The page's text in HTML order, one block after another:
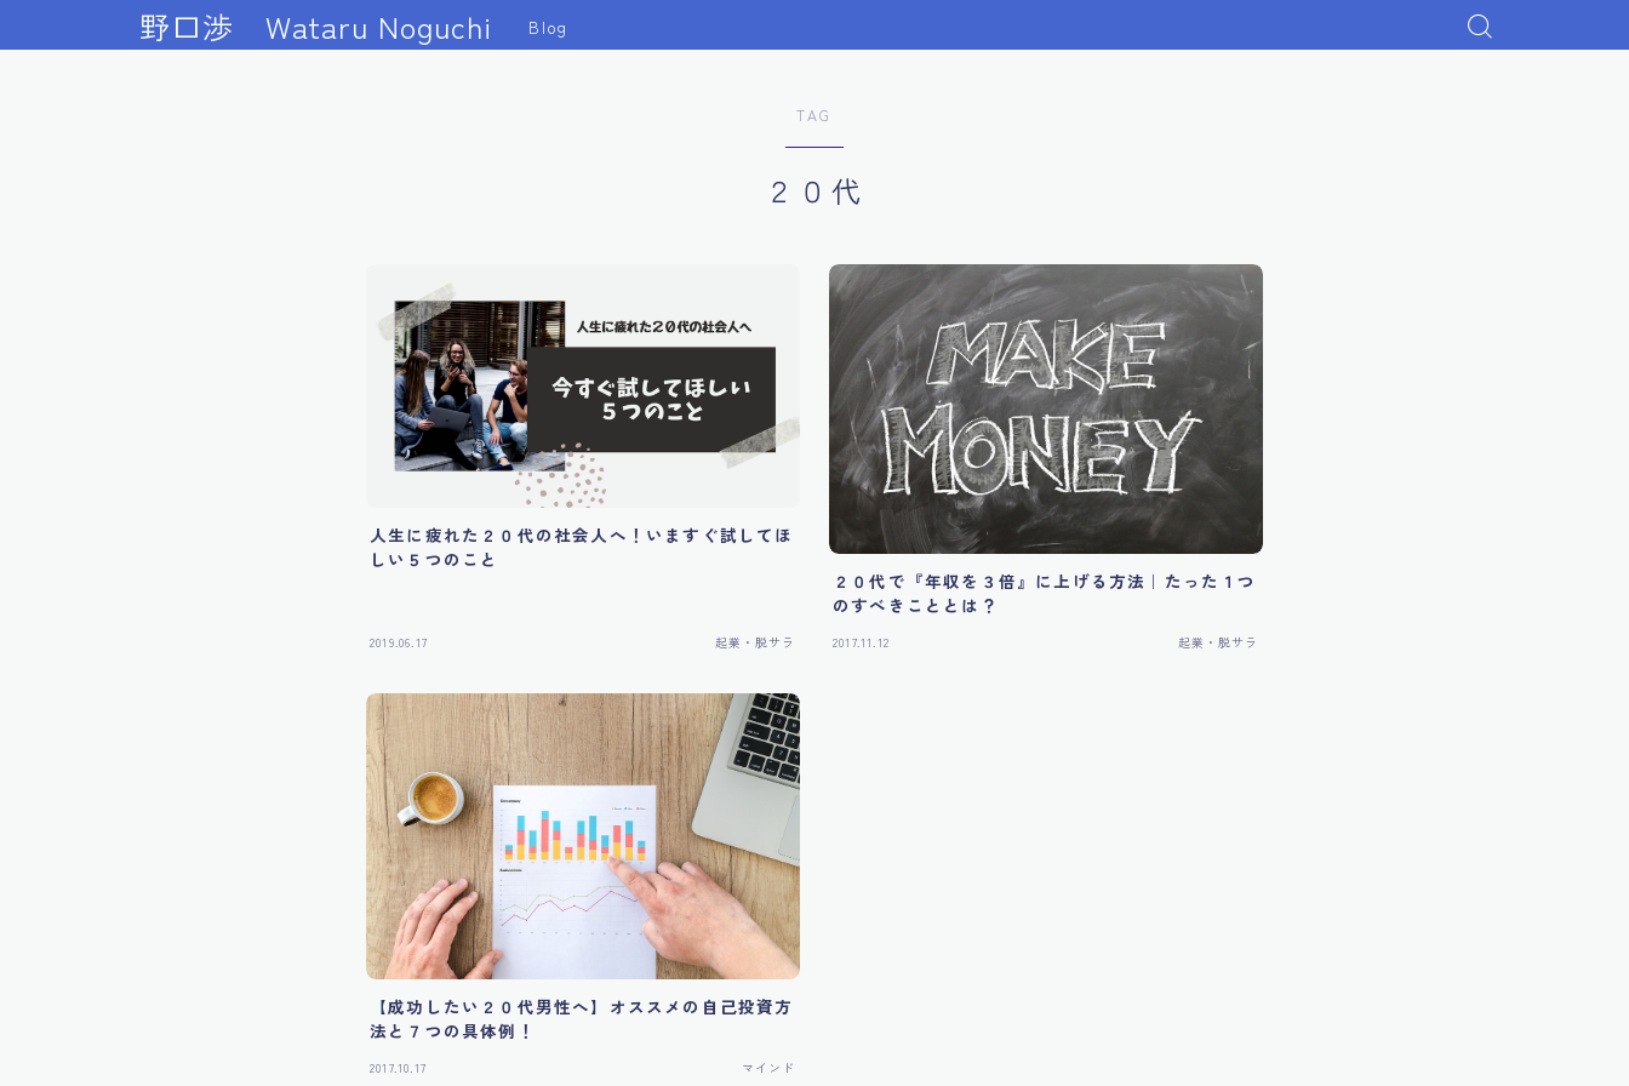
野口渉 Wataru Noguchi Blog
TAG
２０代
人生に疲れた２０代の社会人へ！いますぐ試してほ
しい５つのこと
2019.06.17 起業・脱サラ
２０代で『年収を３倍』に上げる方法｜たった１つ
のすべきこととは？
2017.11.12 起業・脱サラ
【成功したい２０代男性へ】オススメの自己投資方
法と７つの具体例！
2017.10.17 マインド